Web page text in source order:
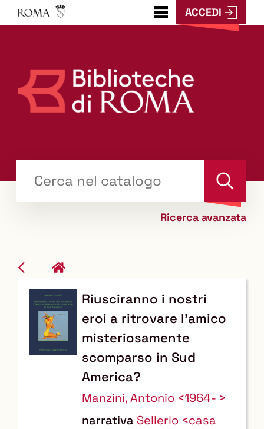
???
menu.button???
ACCEDI
il tuo libro "Catalogo"
Cerca
Ricerca avanzata
Dettaglio
del
documento
Riusciranno i nostri
eroi a ritrovare l'amico
misteriosamente
scomparso in Sud
America?
Manzini, Antonio <1964- >
narrativa Sellerio <casa